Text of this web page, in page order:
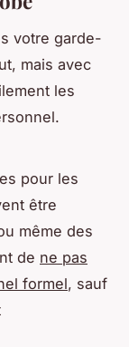
votre garde-
mais avec
les
pour les
être
même des
de ne pas
formel, sauf